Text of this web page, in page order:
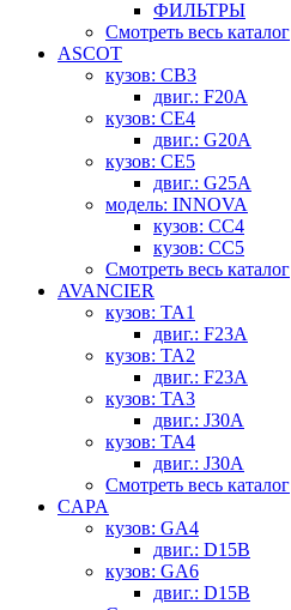
ФИЛЬТРЫ
Смотреть весь каталог
ASCOT
кузов: CB3
двиг.: F20A
кузов: CE4
двиг.: G20A
кузов: CE5
двиг.: G25A
модель: INNOVA
кузов: CC4
кузов: CC5
Смотреть весь каталог
AVANCIER
кузов: TA1
двиг.: F23A
кузов: TA2
двиг.: F23A
кузов: TA3
двиг.: J30A
кузов: TA4
двиг.: J30A
Смотреть весь каталог
CAPA
кузов: GA4
двиг.: D15B
кузов: GA6
двиг.: D15B